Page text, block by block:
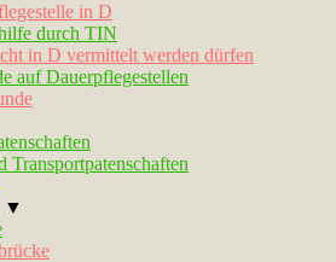
in D
durch TIN
in D vermittelt werden dürfen
auf Dauerpflegestellen
Transportpatenschaften
▼